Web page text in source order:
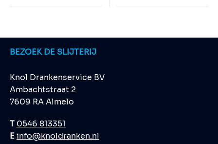
BEZOEK DE SLIJTERIJ
Knol Drankenservice BV
Ambachtstraat 2
7609 RA Almelo
T 0546 813351
Einfo@knoldranken.nl